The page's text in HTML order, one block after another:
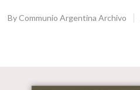
ByCommunio Argentina Archivo